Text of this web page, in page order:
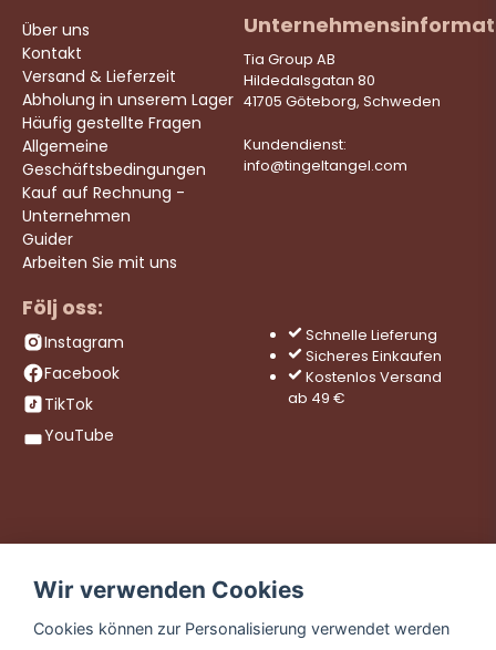
Über uns
Kontakt
Versand & Lieferzeit
Abholung in unserem Lager
Häufig gestellte Fragen
Allgemeine
Geschäftsbedingungen
Kauf auf Rechnung -
Unternehmen
Guider
Arbeiten Sie mit uns
Tia Group AB
Hildedalsgatan 80
41705 Göteborg, Schweden
Kundendienst:
info@tingeltangel.com
Följ oss:
Instagram
Facebook
TikTok
YouTube
Schnelle Lieferung
Sicheres Einkaufen
Kostenlos Versand
ab 49 €
Wir verwenden Cookies
Cookies können zur Personalisierung verwendet werden